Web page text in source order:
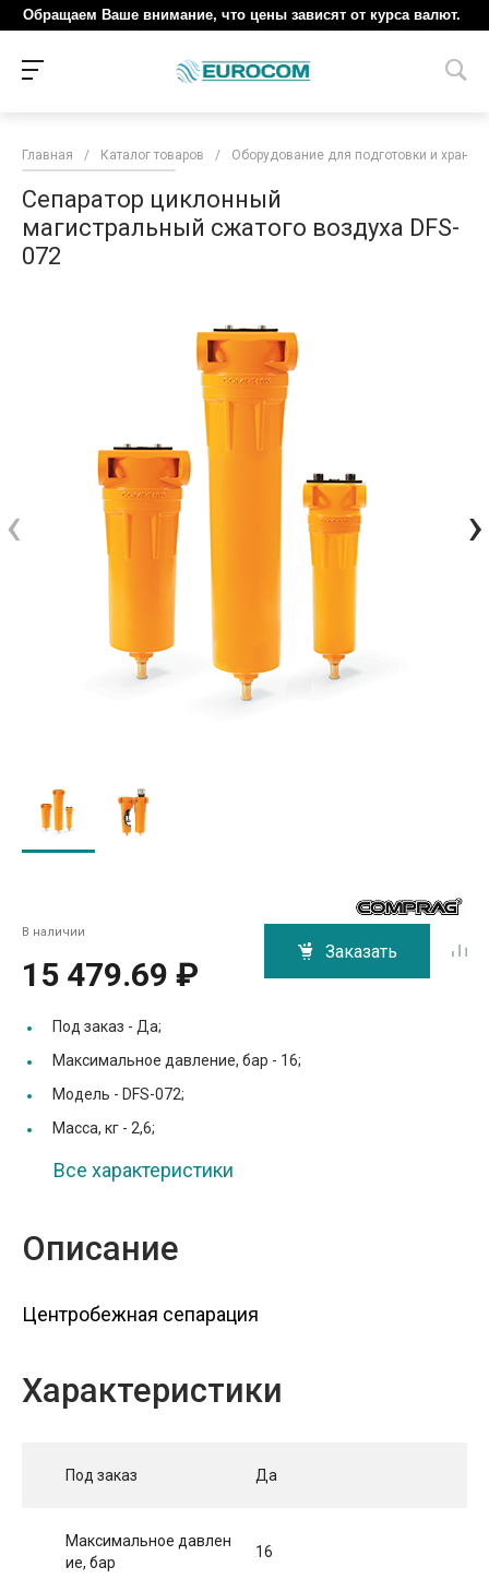
Обращаем Ваше внимание, что цены зависят от курса валют.
Главная / Каталог товаров / Оборудование для подготовки и
Сепаратор циклонный
магистральный сжатого воздуха DFS-
072
‹ ›
В наличии
15 479.69 ₽
Заказать
Под заказ - Да;
Максимальное давление, бар - 16;
Модель - DFS-072;
Масса, кг - 2,6;
Все характеристики
Описание
Центробежная сепарация
Характеристики
Под заказ Да
Максимальное давлен
ие, бар
16